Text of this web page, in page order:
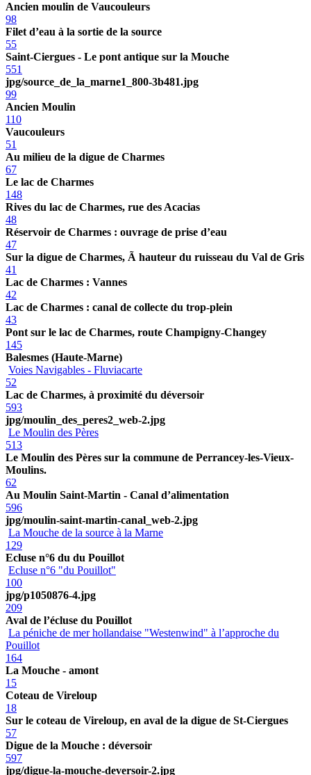
Ancien moulin de Vaucouleurs
98
Filet d’eau à la sortie de la source
55
Saint-Ciergues - Le pont antique sur la Mouche
551
jpg/source_de_la_marne1_800-3b481.jpg
99
Ancien Moulin
110
Vaucouleurs
51
Au milieu de la digue de Charmes
67
Le lac de Charmes
148
Rives du lac de Charmes, rue des Acacias
48
Réservoir de Charmes : ouvrage de prise d’eau
47
Sur la digue de Charmes, Ã hauteur du ruisseau du Val de Gris
41
Lac de Charmes : Vannes
42
Lac de Charmes : canal de collecte du trop-plein
43
Pont sur le lac de Charmes, route Champigny-Changey
145
Balesmes (Haute-Marne)
Voies Navigables - Fluviacarte
52
Lac de Charmes, à proximité du déversoir
593
jpg/moulin_des_peres2_web-2.jpg
Le Moulin des Pères
513
Le Moulin des Pères sur la commune de Perrancey-les-Vieux-
Moulins.
62
Au Moulin Saint-Martin - Canal d’alimentation
596
jpg/moulin-saint-martin-canal_web-2.jpg
La Mouche de la source à la Marne
129
Ecluse n°6 du du Pouillot
Ecluse n°6 "du Pouillot"
100
jpg/p1050876-4.jpg
209
Aval de l’écluse du Pouillot
La péniche de mer hollandaise "Westenwind" à l’approche du
Pouillot
164
La Mouche - amont
15
Coteau de Vireloup
18
Sur le coteau de Vireloup, en aval de la digue de St-Ciergues
57
Digue de la Mouche : déversoir
597
jpg/digue-la-mouche-deversoir-2.jpg